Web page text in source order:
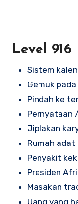
Level 916
Sistem
Gemuk pada
Pindah ke
Pernyataan
Jiplakan
Rumah adat
Penyakit
Presiden
Masakan
Uang yang